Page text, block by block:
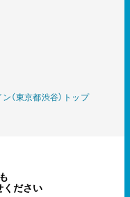
（東京都渋谷）トップ
ください